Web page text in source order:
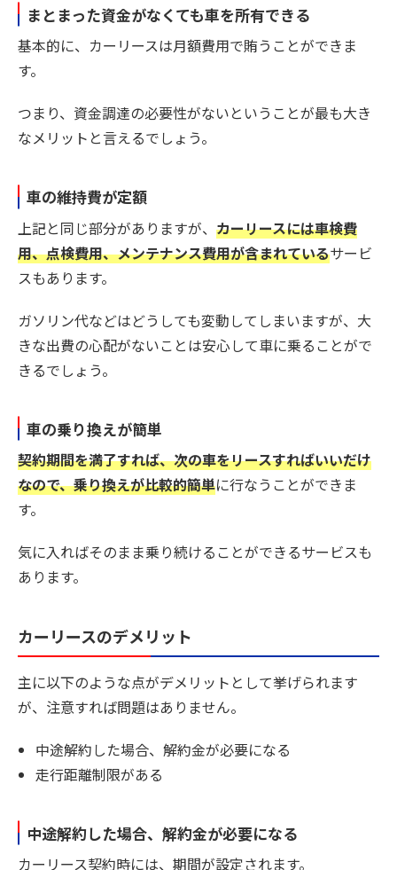
まとまった資金がなくても車を所有できる
基本的に、カーリースは月額費用で賄うことができま
す。
つまり、資金調達の必要性がないということが最も大き
なメリットと言えるでしょう。
車の維持費が定額
上記と同じ部分がありますが、 カーリースには車検費
用、点検費用、メンテナンス費用が含まれているサービ
スもあります。
ガソリン代などはどうしても変動してしまいますが、大
きな出費の心配がないことは安心して車に乗ることがで
きるでしょう。
車の乗り換えが簡単
契約期間を満了すれば、次の車をリースすればいいだけ
なので、乗り換えが比較的簡単に行なうことができま
す。
気に入ればそのまま乗り続けることができるサービスも
あります。
カーリースのデメリット
主に以下のような点がデメリットとして挙げられます
が、注意すれば問題はありません。
中途解約した場合、解約金が必要になる
走行距離制限がある
中途解約した場合、解約金が必要になる
カーリース契約時には、期間が設定されます。